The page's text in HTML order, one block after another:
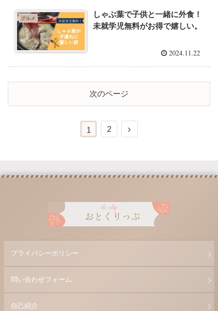
グルメ
しゃぶ葉で子供と一緒に外食！
未就学児無料がお得で嬉しい。
2024.11.22
次のページ
1 2
プライバシーポリシー
問い合わせフォーム
自己紹介